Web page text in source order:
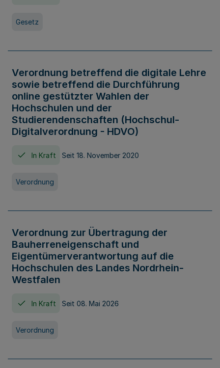
Gesetz
Verordnung betreffend die digitale Lehre
sowie betreffend die Durchführung
online gestützter Wahlen der
Hochschulen und der
Studierendenschaften (Hochschul-
Digitalverordnung - HDVO)
In Kraft Seit 18. November 2020
Verordnung
Verordnung zur Übertragung der
Bauherreneigenschaft und
Eigentümerverantwortung auf die
Hochschulen des Landes Nordrhein-
Westfalen
In Kraft Seit 08. Mai 2026
Verordnung